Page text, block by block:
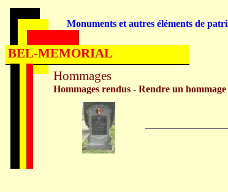
Hommages
Hommages rendus - Rendre un
Monuments et autres éléments de
BEL-MEMORIAL